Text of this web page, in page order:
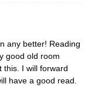
any better! Reading
good old room
this. I will forward
have a good read.